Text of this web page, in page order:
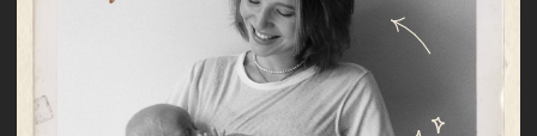
Получить доступ